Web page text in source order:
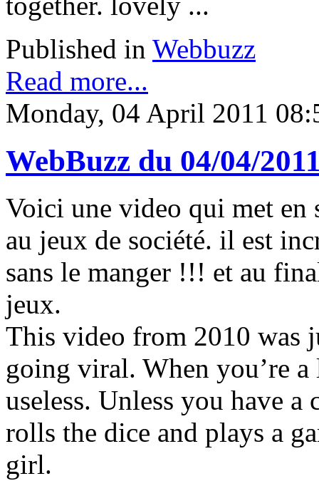
Published in Webbuzz
Read more...
Monday, 04 April 2011
WebBuzz du 04/04/
Voici une video qui met en
au jeux de société. il est
sans le manger !!! et au
jeux.
This video from 2010 was
going viral. When you’re
useless. Unless you have
rolls the dice and plays a
girl.